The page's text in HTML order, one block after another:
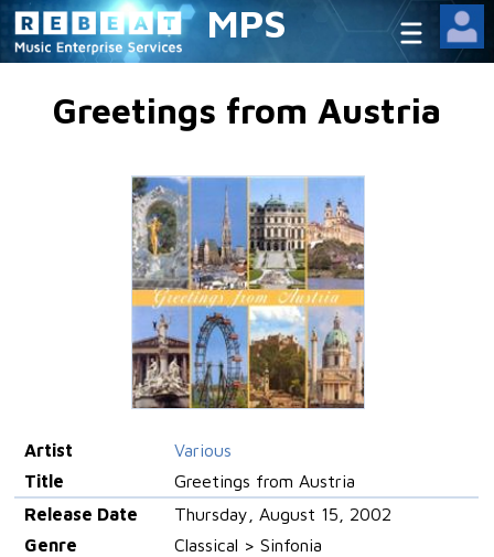
MPS
Greetings from Austria
Artist
Various
Title
Greetings from Austria
Release Date
Thursday, August 15, 2002
Genre
Classical > Sinfonia